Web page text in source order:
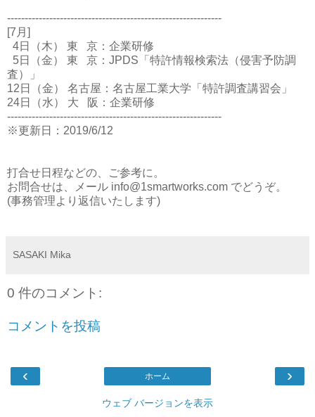
-------------------------------------------------------------
[7月]
4日（木） 東 京：企業研修
5日（金） 東 京：JPDS「特許情報検索法（侵害予防調
査）」
12日（金） 名古屋：名古屋工業大学「特許調査講習会」
24日（水） 大 阪：企業研修
-------------------------------------------------------------
※更新日：2019/6/12
打合せ日程などの、ご参考に。
お問合せは、メール info@1smartworks.com でどうぞ。
(事務管理より返信いたします)
SASAKI Mika
0 件のコメント:
コメントを投稿
‹ ›
ホーム
ウェブ バージョンを表示